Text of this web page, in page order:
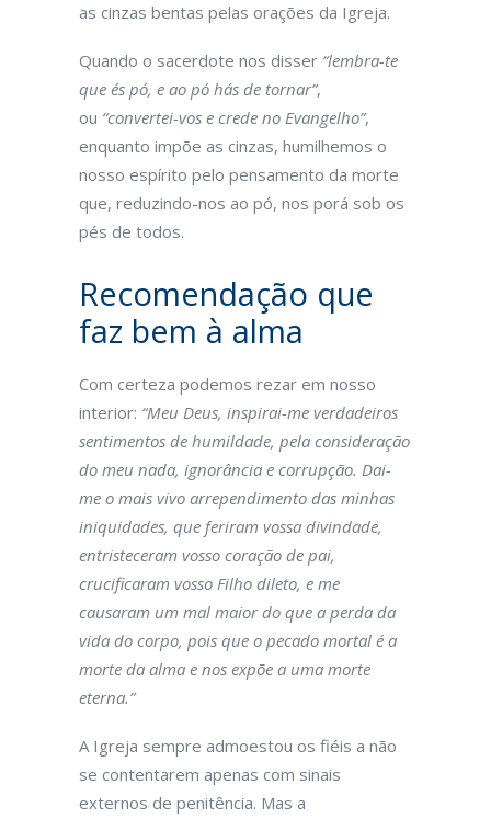
as cinzas bentas pelas orações da Igreja.
Quando o sacerdote nos disser “lembra-te
que és pó, e ao pó hás de tornar”,
ou “convertei-vos e crede no Evangelho”,
enquanto impõe as cinzas, humilhemos o
nosso espírito pelo pensamento da morte
que, reduzindo-nos ao pó, nos porá sob os
pés de todos.
Recomendação que
faz bem à alma
Com certeza podemos rezar em nosso
interior: “Meu Deus, inspirai-me verdadeiros
sentimentos de humildade, pela consideração
do meu nada, ignorância e corrupção. Dai-
me o mais vivo arrependimento das minhas
iniquidades, que feriram vossa divindade,
entristeceram vosso coração de pai,
crucificaram vosso Filho dileto, e me
causaram um mal maior do que a perda da
vida do corpo, pois que o pecado mortal é a
morte da alma e nos expõe a uma morte
eterna.”
A Igreja sempre admoestou os fiéis a não
se contentarem apenas com sinais
externos de penitência. Mas a